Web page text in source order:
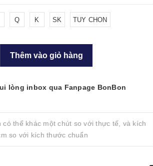
Q K SK TUY CHON
Thêm vào giỏ hàng
lòng inbox qua Fanpage BonBon
có thể khác một chút so với thực tế, và kích
so với kích thước chuẩn